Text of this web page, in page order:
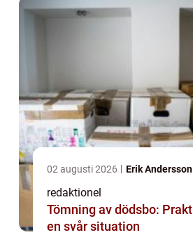
02 augusti 2026 Erik Andersson
redaktionel
Tömning av dödsbo:
en svår situation